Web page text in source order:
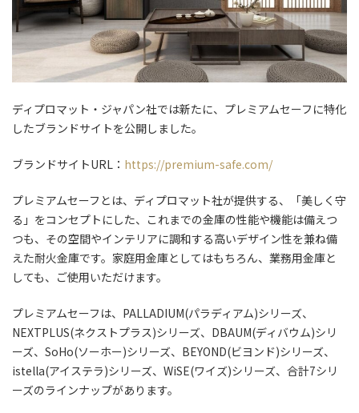
ディプロマット・ジャパン社では新たに、プレミアムセーフに特化
したブランドサイトを公開しました。
ブランドサイトURL： https://premium-safe.com/
プレミアムセーフとは、ディプロマット社が提供する、「美しく守
る」をコンセプトにした、これまでの金庫の性能や機能は備えつ
つも、その空間やインテリアに調和する高いデザイン性を兼ね備
えた耐火金庫です。家庭用金庫としてはもちろん、業務用金庫と
しても、ご使用いただけます。
プレミアムセーフは、PALLADIUM(パラディアム)シリーズ、
NEXTPLUS(ネクストプラス)シリーズ、DBAUM(ディバウム)シリ
ーズ、SoHo(ソーホー)シリーズ、BEYOND(ビヨンド)シリーズ、
istella(アイステラ)シリーズ、WiSE(ワイズ)シリーズ、合計7シリ
ーズのラインナップがあります。